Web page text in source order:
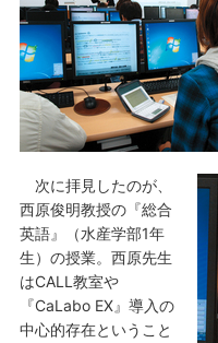
次に拝見したのが、
西原俊明教授の『総合
英語』（水産学部1年
生）の授業。西原先生
はCALL教室や
『CaLabo EX』導入の
中心的存在ということ